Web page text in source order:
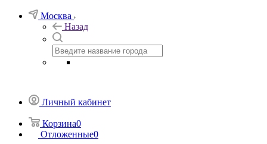
Москва
Назад
Личный кабинет
Корзина0
Отложенные0